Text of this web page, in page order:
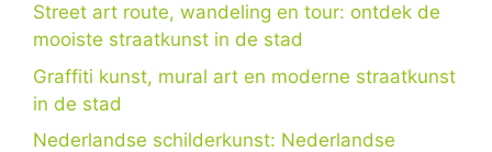
Street art route, wandeling en tour: ontdek de
mooiste straatkunst in de stad
Graffiti kunst, mural art en moderne straatkunst
in de stad
Nederlandse schilderkunst: Nederlandse